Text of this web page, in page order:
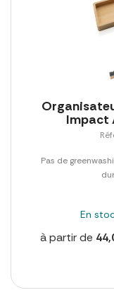
Impact
Pas de
En
à partir de